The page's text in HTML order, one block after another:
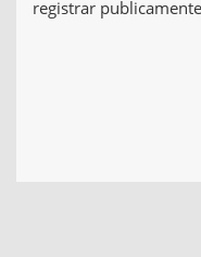
registrar
Jussara
Walter